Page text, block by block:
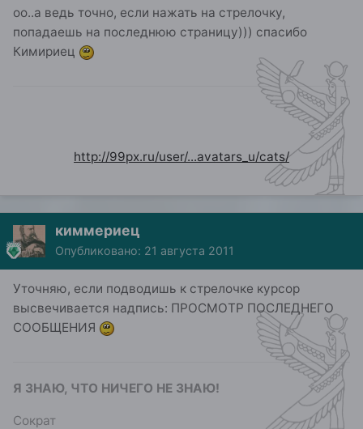
оо..а ведь точно, если нажать на стрелочку,
попадаешь на последнюю страницу))) спасибо
Кимириец
http://99px.ru/user/...avatars_u/cats/
киммериец
Опубликовано: 21 августа 2011
Уточняю, если подводишь к стрелочке курсор
высвечивается надпись: ПРОСМОТР ПОСЛЕДНЕГО
СООБЩЕНИЯ
Я ЗНАЮ, ЧТО НИЧЕГО НЕ ЗНАЮ!
Сократ